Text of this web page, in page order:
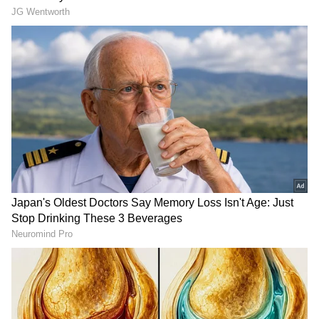
ವೃಷಣಗಳಲ್ಲಿ ಗೆಡ್ಡೆ(Tumour) ಅಥವಾ ಊತವು ಈ
ಕ್ಯಾನ್ಸರ್ನ ಮೊದಲ ಗೋಚರಿಸುವ ಚಿಹ್ನೆಯಾಗಿದೆ. ಚಿಕಿತ್ಸೆ
ನೀಡದಿದ್ದರೆ, ಕ್ಯಾನ್ಸರ್ ಕೋಶಗಳು ದೇಹದ ಇತರ ಭಾಗಗಳಿಗೆ
ವೇಗವಾಗಿ ಹರಡಬಹುದು. ವೃಷಣ ಕ್ಯಾನ್ಸರ್ ನ ಅತ್ಯಂತ
ಸಾಮಾನ್ಯ ವಿಧವೆಂದರೆ ಜೆರ್ಮ್ ಸೆಲ್ ವೃಷಣ ಕ್ಯಾನ್ಸರ್. ಈ
ಜೀವಕೋಶಗಳು ದೇಹದಲ್ಲಿ ವೀರ್ಯವನ್ನು ಉತ್ಪತ್ತಿ
ಮಾಡುತ್ತವೆ.